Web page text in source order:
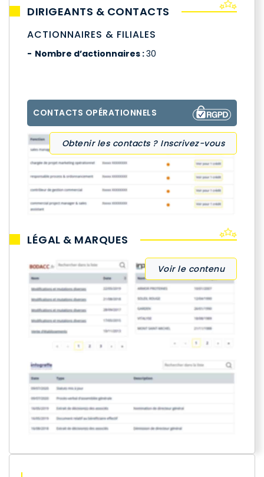
DIRIGEANTS & CONTACTS
ACTIONNAIRES & FILIALES
Nombre d’actionnaires :30
CONTACTS OPÉRATIONNELS
Obtenir les contacts ? Inscrivez-vous
LÉGAL & MARQUES
Voir le contenu